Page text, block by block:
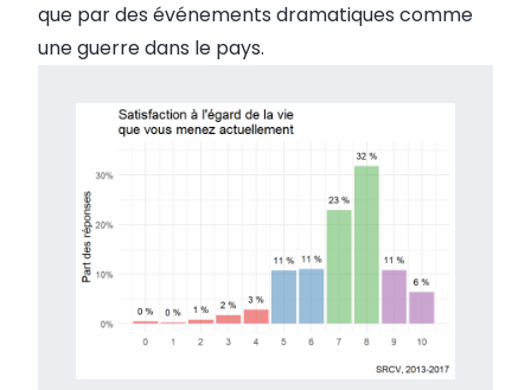
que par des événements dramatiques comme
une guerre dans le pays.